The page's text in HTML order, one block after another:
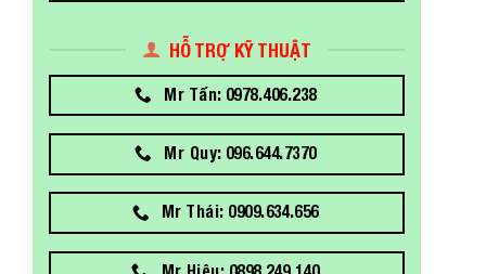
HỖ TRỢ KỸ THUẬT
Mr Tấn: 0978.406.238
Mr Quy: 096.644.7370
Mr Thái: 0909.634.656